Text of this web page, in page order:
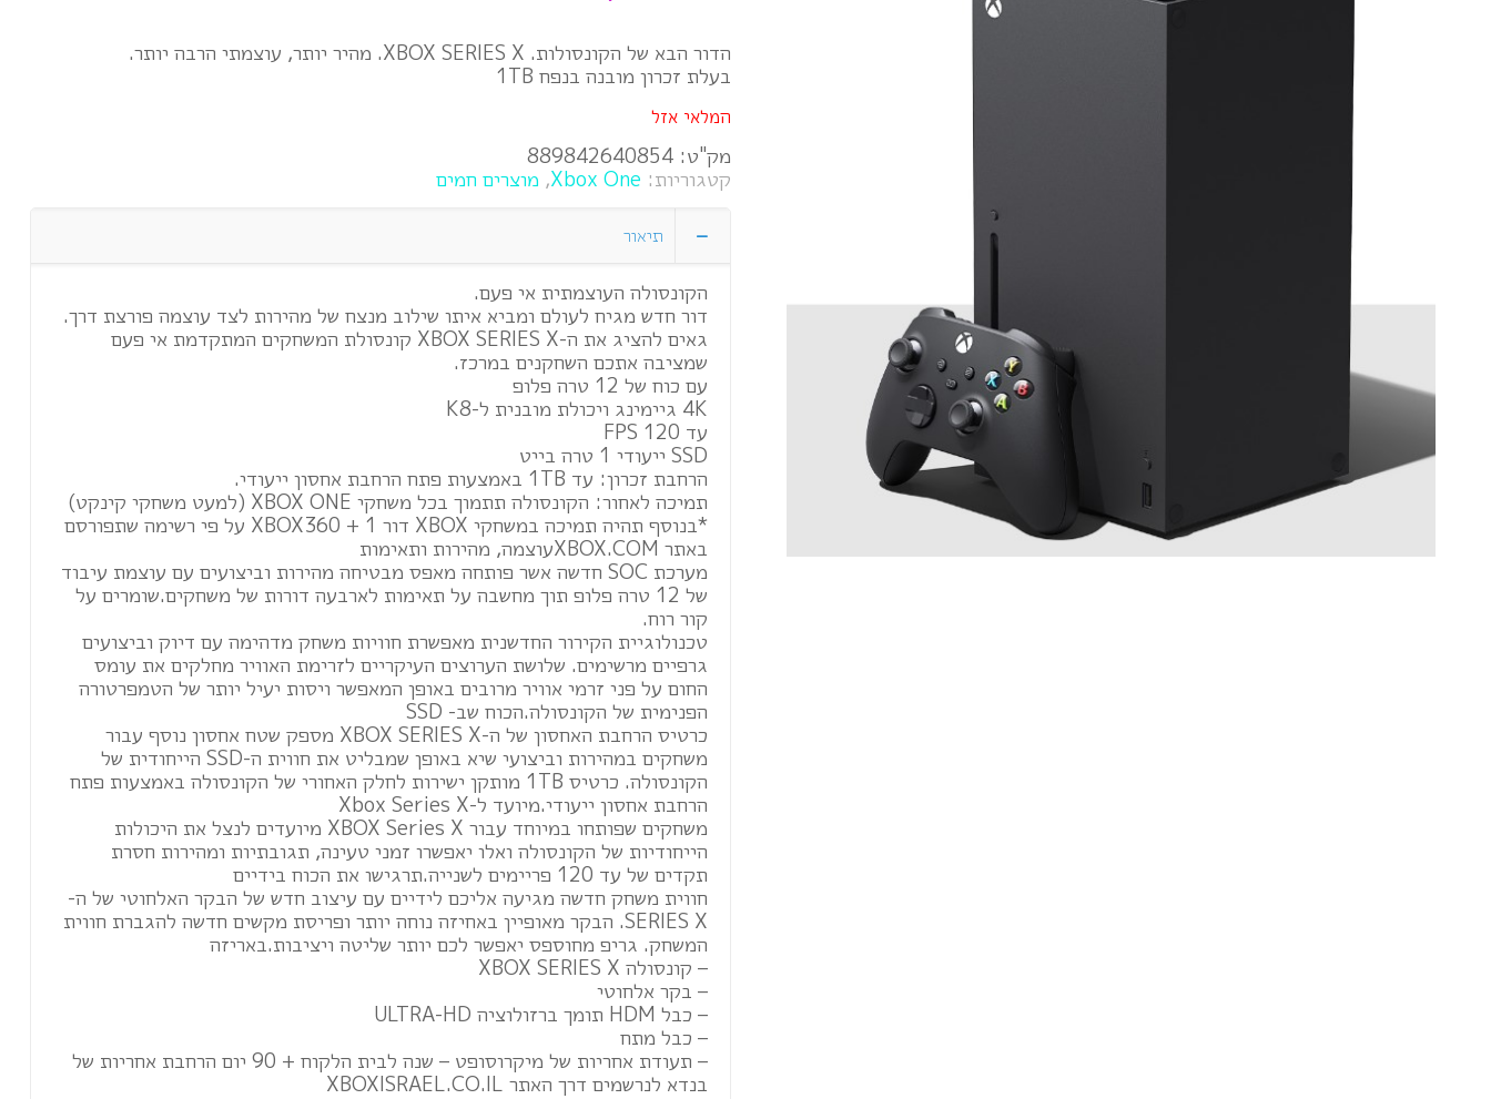
הדור הבא של הקונסולות. XBOX SERIES X. מהיר יותר, עוצמתי הרבה יותר.
בעלת זכרון מובנה בנפח 1TB
המלאי אזל
מק"ט:889842640854
קטגוריות: Xbox One
, מוצרים חמים
תיאור
הקונסולה העוצמתית אי פעם.
דור חדש מגיח לעולם ומביא איתו שילוב מנצח של מהירות לצד עוצמה פורצת דרך.
גאים להציג את ה-XBOX SERIES X קונסולת המשחקים המתקדמת אי פעם
שמציבה אתכם השחקנים במרכז.
עם כוח של 12 טרה פלופ
4K גיימינג ויכולת מובנית ל-K8
עד 120 FPS
SSD ייעודי 1 טרה בייט
הרחבת זכרון: עד 1TB באמצעות פתח הרחבת אחסון ייעודי.
תמיכה לאחור: הקונסולה תתמוך בכל משחקי XBOX ONE (למעט משחקי קינקט)
*בנוסף תהיה תמיכה במשחקי XBOX דור 1 + XBOX360 על פי רשימה שתפורסם
באתר XBOX.COMעוצמה, מהירות ותאימות
מערכת SOC חדשה אשר פותחה מאפס מבטיחה מהירות וביצועים עם עוצמת עיבוד
של 12 טרה פלופ תוך מחשבה על תאימות לארבעה דורות של משחקים.שומרים על
קור רוח.
טכנולוגיית הקירור החדשנית מאפשרת חוויות משחק מדהימה עם דיוק וביצועים
גרפיים מרשימים. שלושת הערוצים העיקריים לזרימת האוויר מחלקים את עומס
החום על פני זרמי אוויר מרובים באופן המאפשר ויסות יעיל יותר של הטמפרטורה
הפנימית של הקונסולה.הכוח שב- SSD
כרטיס הרחבת האחסון של ה-XBOX SERIES X מספק שטח אחסון נוסף עבור
משחקים במהירות וביצועי שיא באופן שמבליט את חווית ה-SSD הייחודית של
הקונסולה. כרטיס 1TB מותקן ישירות לחלק האחורי של הקונסולה באמצעות פתח
הרחבת אחסון ייעודי.מיועד ל-Xbox Series X
משחקים שפותחו במיוחד עבור XBOX Series X מיועדים לנצל את היכולות
הייחודיות של הקונסולה ואלו יאפשרו זמני טעינה, תגובתיות ומהירות חסרת
תקדים של עד 120 פריימים לשנייה.תרגישו את הכוח בידיים
חווית משחק חדשה מגיעה אליכם לידיים עם עיצוב חדש של הבקר האלחוטי של ה-
SERIES X. הבקר מאופיין באחיזה נוחה יותר ופריסת מקשים חדשה להגברת חווית
המשחק. גריפ מחוספס יאפשר לכם יותר שליטה ויציבות.באריזה
– קונסולה XBOX SERIES X
– בקר אלחוטי
– כבל HDM תומך ברזולוציה ULTRA-HD
– כבל מתח
– תעודת אחריות של מיקרוסופט – שנה לבית הלקוח + 90 יום הרחבת אחריות של
בנדא לנרשמים דרך האתר XBOXISRAEL.CO.IL